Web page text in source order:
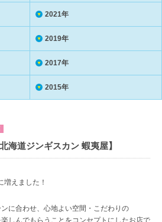
2021年
2019年
2017年
2015年
海道ジンギスカン 蝦夷屋】
増えました！
に合わせ、心地よい空間・こだわりの
楽しんでもらうことをコンセプトにしたお店で